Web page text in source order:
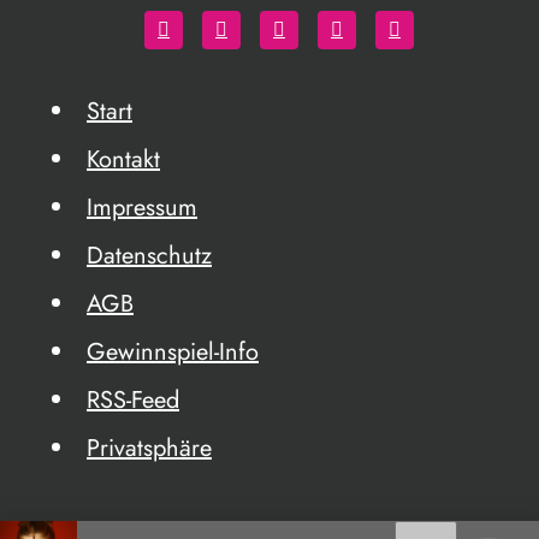
Start
Kontakt
Impressum
Datenschutz
AGB
Gewinnspiel-Info
RSS-Feed
Privatsphäre